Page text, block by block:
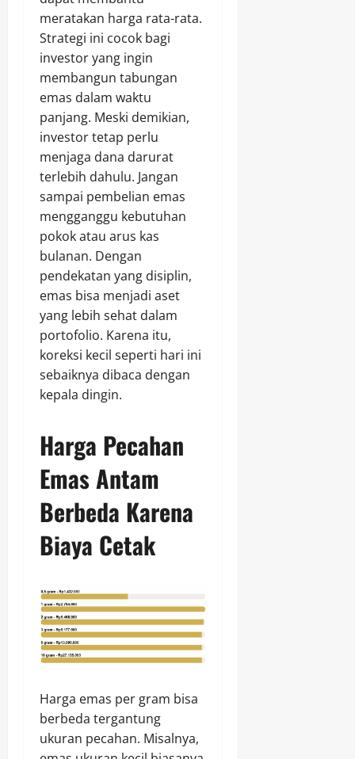
meratakan harga rata-rata.
Strategi ini cocok bagi
investor yang ingin
membangun tabungan
emas dalam waktu
panjang. Meski demikian,
investor tetap perlu
menjaga dana darurat
terlebih dahulu. Jangan
sampai pembelian emas
mengganggu kebutuhan
pokok atau arus kas
bulanan. Dengan
pendekatan yang disiplin,
emas bisa menjadi aset
yang lebih sehat dalam
portofolio. Karena itu,
koreksi kecil seperti hari ini
sebaiknya dibaca dengan
kepala dingin.
Harga Pecahan
Emas Antam
Berbeda Karena
Biaya Cetak
Harga emas per gram bisa
berbeda tergantung
ukuran pecahan. Misalnya,